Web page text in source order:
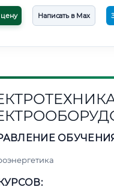
цену Написать в Max